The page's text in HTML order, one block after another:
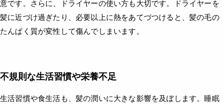
意です。さらに、ドライヤーの使い方も大切です。ドライヤーを
髪に近づけ過ぎたり、必要以上に熱をあてづつけると、髪の毛の
たんぱく質が変性して傷んでしまいます。
不規則な生活習慣や栄養不足
生活習慣や食生活も、髪の潤いに大きな影響を及ぼします。睡眠